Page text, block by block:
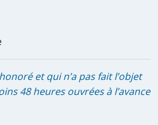
et qui n’a pas fait l’objet
48 heures ouvrées à l’avance